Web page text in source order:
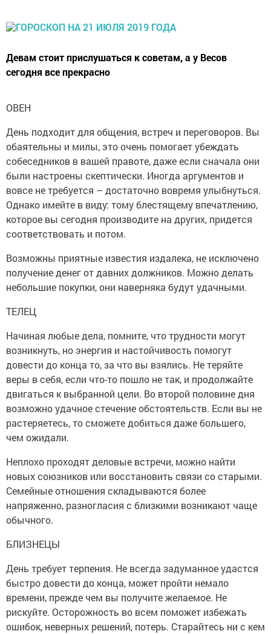
Девам стоит прислушаться к советам, а у Весов
сегодня все прекрасно
ОВЕН
День подходит для общения, встреч и переговоров. Вы
обаятельны и милы, это очень помогает убеждать
собеседников в вашей правоте, даже если сначала они
были настроены скептически. Иногда аргументов и
вовсе не требуется – достаточно вовремя улыбнуться.
Однако имейте в виду: тому блестящему впечатлению,
которое вы сегодня производите на других, придется
соответствовать и потом.
Возможны приятные известия издалека, не исключено
получение денег от давних должников. Можно делать
небольшие покупки, они наверняка будут удачными.
ТЕЛЕЦ
Начиная любые дела, помните, что трудности могут
возникнуть, но энергия и настойчивость помогут
довести до конца то, за что вы взялись. Не теряйте
веры в себя, если что-то пошло не так, и продолжайте
двигаться к выбранной цели. Во второй половине дня
возможно удачное стечение обстоятельств. Если вы не
растеряетесь, то сможете добиться даже большего,
чем ожидали.
Неплохо проходят деловые встречи, можно найти
новых союзников или восстановить связи со старыми.
Семейные отношения складываются более
напряженно, разногласия с близкими возникают чаще
обычного.
БЛИЗНЕЦЫ
День требует терпения. Не всегда задуманное удастся
быстро довести до конца, может пройти немало
времени, прежде чем вы получите желаемое. Не
рискуйте. Осторожность во всем поможет избежать
ошибок, неверных решений, потерь. Старайтесь ни с кем